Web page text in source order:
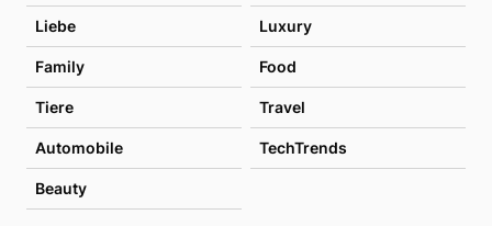
Liebe Luxury
Family Food
Tiere Travel
Automobile TechTrends
Beauty